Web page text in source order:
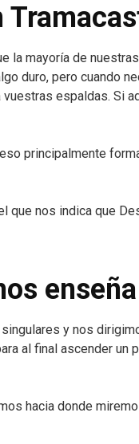
la mayoría de
duro, pero cuando
espaldas. Si
principalmente
que nos indica que
y nos
al final ascender un
hacia donde